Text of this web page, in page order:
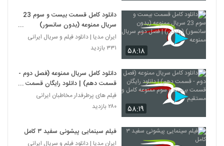
۵۸:۱۸
دانلود کامل قسمت بیست و سوم 23
سریال ممنوعه (بدون سانسور)
(رایگان) | فصل دوم سریال ممنوعه
ایران مدیا | دانلود فیلم و سریال ایرانی
۳۳۱ بازدید
۵۸:۱۹
دانلود کامل سریال ممنوعه (فصل دوم -
قسمت دهم) | دانلود رایگان قسمت
بیست و سوم ممنوعه کامل و مستقیم
فیلم های پرطرفدار مخاطبان ایرانی
۲۸۰ بازدید
فیلم سینمایی پیشونی سفید ۳ کامل
ایران مدیا | دانلود فیلم و سریال ایرانی